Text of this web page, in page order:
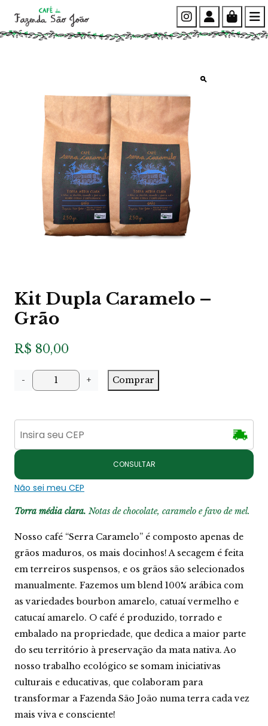
Instagram
Account
Cart
Kit Dupla Caramelo –
Grão
R$ 80,00
-
u
a
a
a
e
o
G
r
o
q
a
n
i
d
d
e
+ Comprar
CONSULTAR
Não sei meu CEP
Torra média clara. Notas de chocolate, caramelo e favo de mel.
Nosso café “Serra Caramelo” é composto apenas de
grãos maduros, os mais docinhos! A secagem é feita
em terreiros suspensos, e os grãos são selecionados
manualmente. Fazemos um blend 100% arábica com
as variedades bourbon amarelo, catuaí vermelho e
catucaí amarelo. O café é produzido, torrado e
embalado na propriedade, que dedica a maior parte
do seu território à preservação da mata nativa. Ao
nosso trabalho ecológico se somam iniciativas
culturais e educativas, que colaboram para
transformar a Fazenda São João numa terra cada vez
mais viva e consciente!